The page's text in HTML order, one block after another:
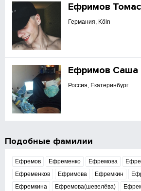
Ефримов Томас
Германия, Köln
Ефримов Саша
Россия, Екатеринбург
Подобные фамилии
Ефремов Ефременко Ефремова
Ефременков
Ефримова Ефремкин
Ефремкина
Ефремова(шевелёва)